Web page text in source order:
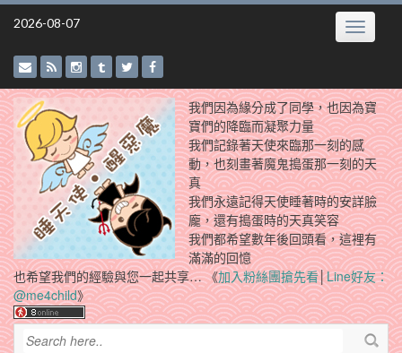
Skip
2026-08-07 Toggle
我們因為緣分成了同學，也因為寶
寶們的降臨而凝聚力量
我們記錄著天使來臨那一刻的感
動，也刻畫著魔鬼搗蛋那一刻的天
真
我們永遠記得天使睡著時的安詳臉
龐，還有搗蛋時的天真笑容
我們都希望數年後回頭看，這裡有
滿滿的回憶
也希望我們的經驗與您一起共享… 《加入粉絲團搶先看│Line好友：
@me4child》